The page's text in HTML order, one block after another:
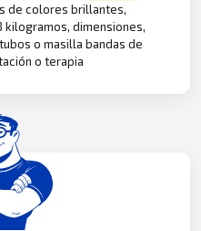
de colores brillantes,
kilogramos, dimensiones,
o masilla bandas de
o terapia